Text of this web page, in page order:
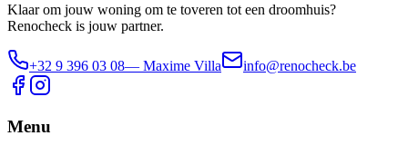
Klaar om jouw woning om te toveren tot een droomhuis?
Renocheck is jouw partner.
+32 9 396 03 08— Maxime Villa info@renocheck.be
Menu